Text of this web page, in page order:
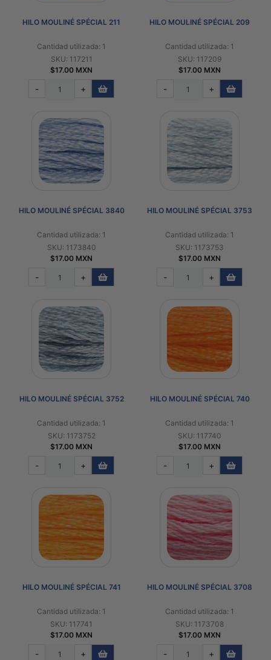
HILO MOULINÉ SPÉCIAL 211
Cantidad utilizada: 1
SKU: 117211
$17.00 MXN
- +
HILO MOULINÉ SPÉCIAL 209
Cantidad utilizada: 1
SKU: 117209
$17.00 MXN
- +
HILO MOULINÉ SPÉCIAL 3840
Cantidad utilizada: 1
SKU: 1173840
$17.00 MXN
- +
HILO MOULINÉ SPÉCIAL 3753
Cantidad utilizada: 1
SKU: 1173753
$17.00 MXN
- +
HILO MOULINÉ SPÉCIAL 3752
Cantidad utilizada: 1
SKU: 1173752
$17.00 MXN
- +
HILO MOULINÉ SPÉCIAL 740
Cantidad utilizada: 1
SKU: 117740
$17.00 MXN
- +
HILO MOULINÉ SPÉCIAL 741
Cantidad utilizada: 1
SKU: 117741
$17.00 MXN
- +
HILO MOULINÉ SPÉCIAL 3708
Cantidad utilizada: 1
SKU: 1173708
$17.00 MXN
- +